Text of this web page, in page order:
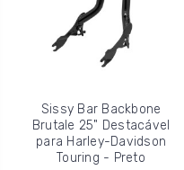
Sissy Bar Backbone
Brutale 25" Destacável
para Harley-Davidson
Touring - Preto